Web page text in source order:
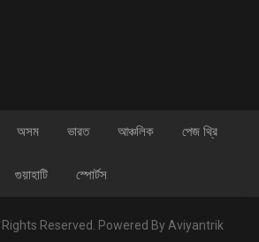
অসম ভারত আঞ্চলিক পেজ থ্রি
গুয়াহাটি স্পোর্টস
Reserved. Powered ByAviyantrik